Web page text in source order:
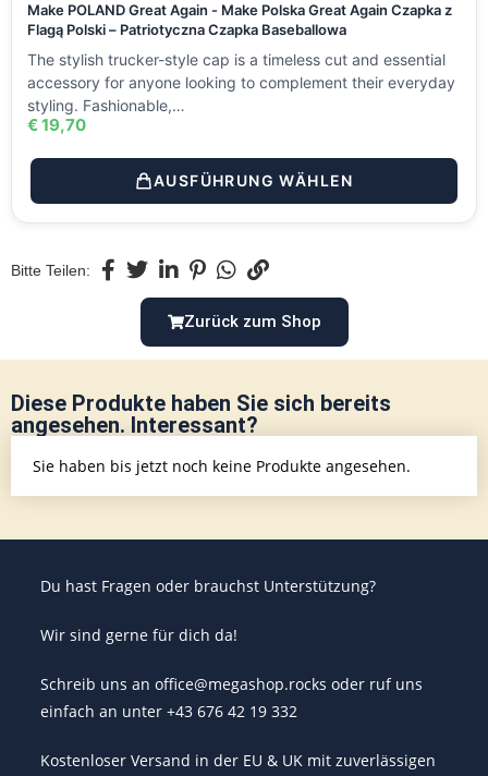
Make POLAND Great Again - Make Polska Great Again Czapka z
Flagą Polski – Patriotyczna Czapka Baseballowa
The stylish trucker-style cap is a timeless cut and essential
accessory for anyone looking to complement their everyday
styling. Fashionable,…
€19,70
AUSFÜHRUNG WÄHLEN
Bitte Teilen:
Zurück zum Shop
Diese Produkte haben Sie sich bereits
angesehen. Interessant?
Sie haben bis jetzt noch keine Produkte angesehen.
Du hast Fragen oder brauchst Unterstützung?
Wir sind gerne für dich da!
Schreib uns an office@megashop.rocks oder ruf uns
einfach an unter +43 676 42 19 332
Kostenloser Versand in der EU & UK mit zuverlässigen